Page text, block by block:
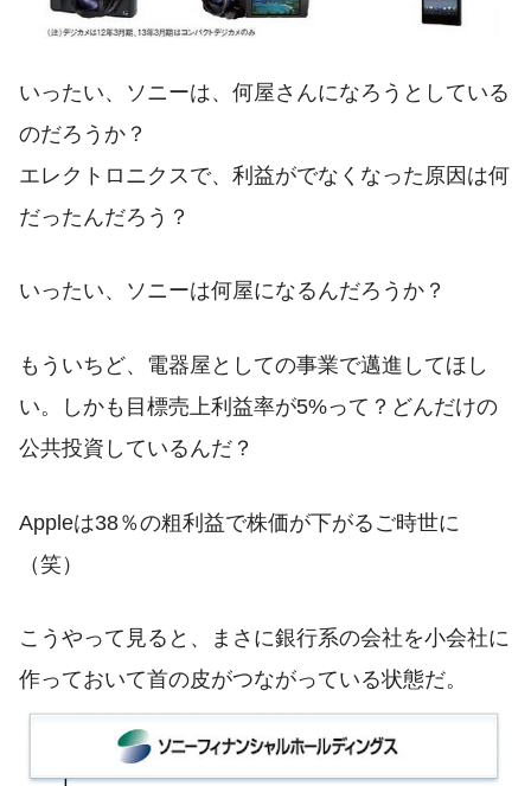
いったい、ソニーは、何屋さんになろうとしている
のだろうか？
エレクトロニクスで、利益がでなくなった原因は何
だったんだろう？
いったい、ソニーは何屋になるんだろうか？
もういちど、電器屋としての事業で邁進してほし
い。しかも目標売上利益率が5%って？どんだけの
公共投資しているんだ？
Appleは38％の粗利益で株価が下がるご時世に
（笑）
こうやって見ると、まさに銀行系の会社を小会社に
作っておいて首の皮がつながっている状態だ。